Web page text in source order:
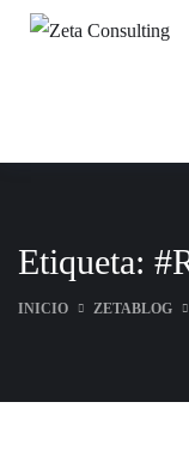
Etiqueta:
INICIO ZETABLOG